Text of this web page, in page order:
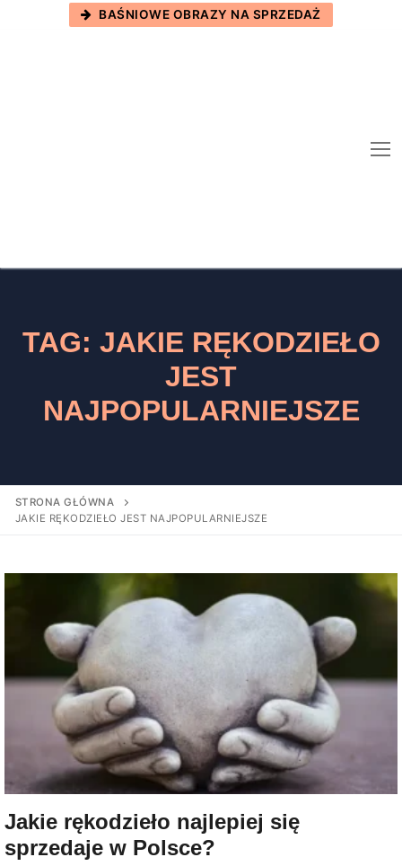
BAŚNIOWE OBRAZY NA SPRZEDAŻ
TAG: JAKIE RĘKODZIEŁO
JEST
NAJPOPULARNIEJSZE
STRONA GŁÓWNA
JAKIE RĘKODZIEŁO JEST NAJPOPULARNIEJSZE
Jakie rękodzieło najlepiej się
sprzedaje w Polsce?